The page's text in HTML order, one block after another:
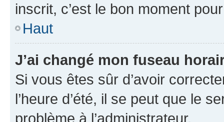
inscrit, c’est le bon moment
Haut
J’ai changé mon fuseau
Si vous êtes sûr d’avoir
l’heure d’été, il se peut que le
problème à l’administrateur.